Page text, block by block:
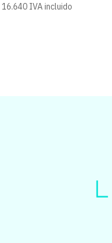
16.640 IVA incluido